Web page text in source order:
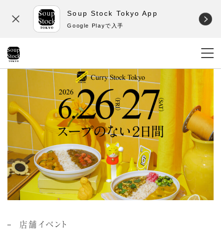
Soup Stock Tokyo App
Google Playで入手
店舗イベント